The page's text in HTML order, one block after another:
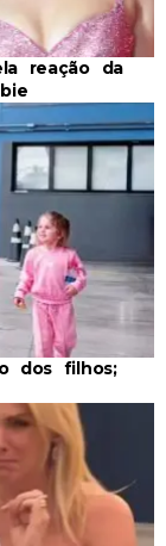
reação da
dos filhos;